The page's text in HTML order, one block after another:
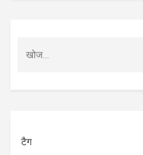
टैग